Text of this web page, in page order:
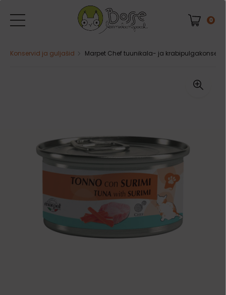
0
Konservid ja guljašid Marpet Chef tuunikala- ja